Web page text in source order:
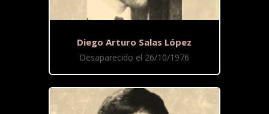
Diego Arturo Salas López
Desaparecido el 26/10/1976